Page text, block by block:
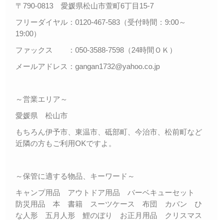
〒790-0813 愛媛県松山市萱町6丁目15-7
フリーダイヤル：0120-467-583（受付時間：9:00～
19:00）
ファックス ：050-3588-7598（24時間ＯＫ）
メールアドレス：gangan1732@yahoo.co.jp
～営業エリア～
愛媛県 松山市
もちろん伊予市、東温市、砥部町、今治市、松前町など
近隣の方もご利用OKですよ。
～保管に適する物品、キーワード～
キャンプ用品 アウトドア用品 バーベキューセット
防災用品 本 書籍 スーツケース 布団 カバン ひ
な人形 五月人形 鯉のぼり お正月用品 クリスマス